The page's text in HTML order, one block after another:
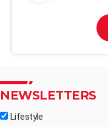
NEWSLETTERS
Lifestyle